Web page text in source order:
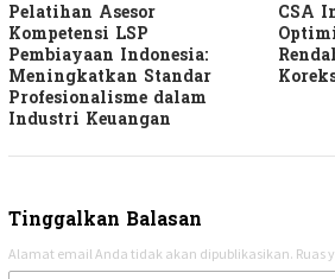
Pelatihan Asesor
Kompetensi LSP
Pembiayaan Indonesia:
Meningkatkan Standar
Profesionalisme dalam
Industri Keuangan
CSA
Tinggalkan Balasan
Alamat email Anda tidak akan dipublikasikan. Ruas